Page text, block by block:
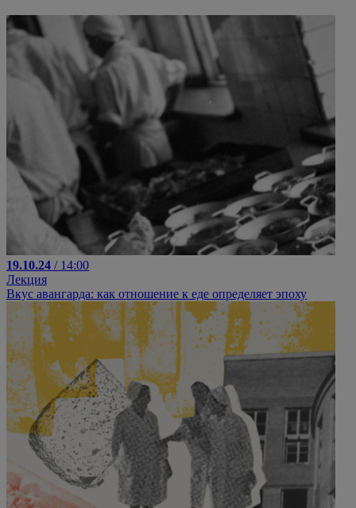
19.10.24 / 14:00
Лекция
Вкус авангарда: как отношение к еде определяет эпоху